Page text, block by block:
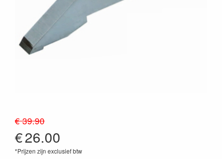
€ 39.90
€26.00
*Prijzen zijn exclusief btw